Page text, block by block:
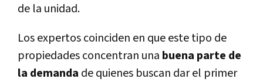
de la unidad.
Los expertos coinciden en que este tipo de
propiedades concentran una buena parte de
la demanda de quienes buscan dar el primer